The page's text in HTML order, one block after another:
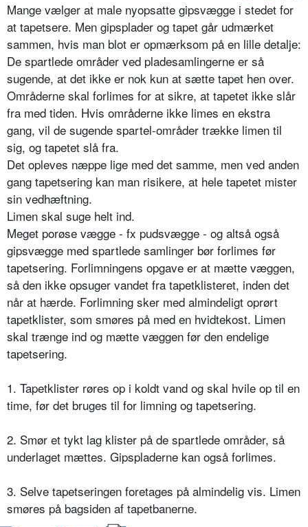
Mange vælger at male nyopsatte gipsvægge i stedet for
at tapetsere. Men gipsplader og tapet går udmærket
sammen, hvis man blot er opmærksom på en lille detalje:
De spartlede områder ved pladesamlingerne er så
sugende, at det ikke er nok kun at sætte tapet hen over.
Områderne skal forlimes for at sikre, at tapetet ikke slår
fra med tiden. Hvis områderne ikke limes en ekstra
gang, vil de sugende spartel-områder trække limen til
sig, og tapetet slå fra.
Det opleves næppe lige med det samme, men ved anden
gang tapetsering kan man risikere, at hele tapetet mister
sin vedhæftning.
Limen skal suge helt ind.
Meget porøse vægge - fx pudsvægge - og altså også
gipsvægge med spartlede samlinger bør forlimes før
tapetsering. Forlimningens opgave er at mætte væggen,
så den ikke opsuger vandet fra tapetklisteret, inden det
når at hærde. Forlimning sker med almindeligt oprørt
tapetklister, som smøres på med en hvidtekost. Limen
skal trænge ind og mætte væggen før den endelige
tapetsering.
1. Tapetklister røres op i koldt vand og skal hvile op til en
time, før det bruges til for limning og tapetsering.
2. Smør et tykt lag klister på de spartlede områder, så
underlaget mættes. Gipspladerne kan også forlimes.
3. Selve tapetseringen foretages på almindelig vis. Limen
smøres på bagsiden af tapetbanerne.